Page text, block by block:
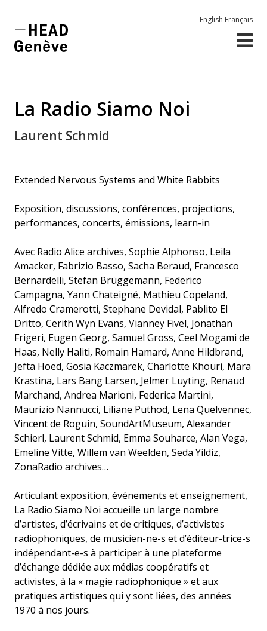
English Français
La Radio Siamo Noi
Laurent Schmid
Extended Nervous Systems and White Rabbits
Exposition, discussions, conférences, projections,
performances, concerts, émissions, learn-in
Avec Radio Alice archives, Sophie Alphonso, Leila
Amacker, Fabrizio Basso, Sacha Beraud, Francesco
Bernardelli, Stefan Brüggemann, Federico
Campagna, Yann Chateigné, Mathieu Copeland,
Alfredo Cramerotti, Stephane Devidal, Pablito El
Dritto, Cerith Wyn Evans, Vianney Fivel, Jonathan
Frigeri, Eugen Georg, Samuel Gross, Ceel Mogami de
Haas, Nelly Haliti, Romain Hamard, Anne Hildbrand,
Jefta Hoed, Gosia Kaczmarek, Charlotte Khouri, Mara
Krastina, Lars Bang Larsen, Jelmer Luyting, Renaud
Marchand, Andrea Marioni, Federica Martini,
Maurizio Nannucci, Liliane Puthod, Lena Quelvennec,
Vincent de Roguin, SoundArtMuseum, Alexander
Schierl, Laurent Schmid, Emma Souharce, Alan Vega,
Emeline Vitte, Willem van Weelden, Seda Yildiz,
ZonaRadio archives…
Articulant exposition, événements et enseignement,
La Radio Siamo Noi accueille un large nombre
d’artistes, d’écrivains et de critiques, d’activistes
radiophoniques, de musicien-ne-s et d’éditeur-trice-s
indépendant-e-s à participer à une plateforme
d’échange dédiée aux médias coopératifs et
activistes, à la « magie radiophonique » et aux
pratiques artistiques qui y sont liées, des années
1970 à nos jours.